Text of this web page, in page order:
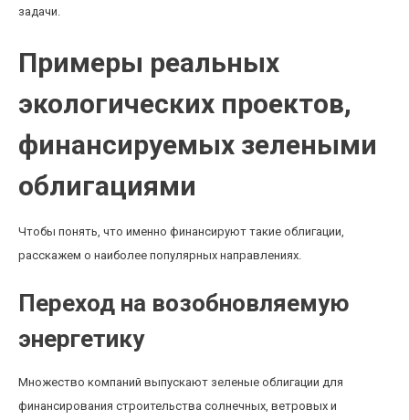
задачи.
Примеры реальных
экологических проектов,
финансируемых зелеными
облигациями
Чтобы понять, что именно финансируют такие облигации,
расскажем о наиболее популярных направлениях.
Переход на возобновляемую
энергетику
Множество компаний выпускают зеленые облигации для
финансирования строительства солнечных, ветровых и